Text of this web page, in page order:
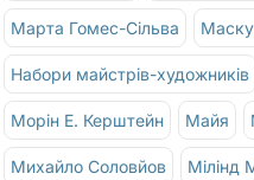
Марта Гомес-Сільва
Набори майстрів-художників
Морін Е. Керштейн Майя
Михайло Соловйов Мілінд